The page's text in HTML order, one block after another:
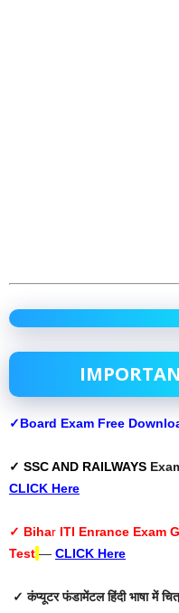
✓Board Exam Free
✓ SSC AND RAILWAYS
CLICK Here
✓ Bihar ITI Enrance Exam
Test — CLICK Here
✓ कंप्यूटर फंडामेंटल हिंदी भाषा में